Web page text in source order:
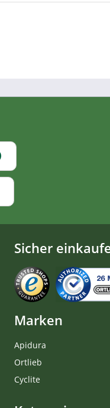
Sicher
Marken
Apidura
Ortlieb
Cyclite